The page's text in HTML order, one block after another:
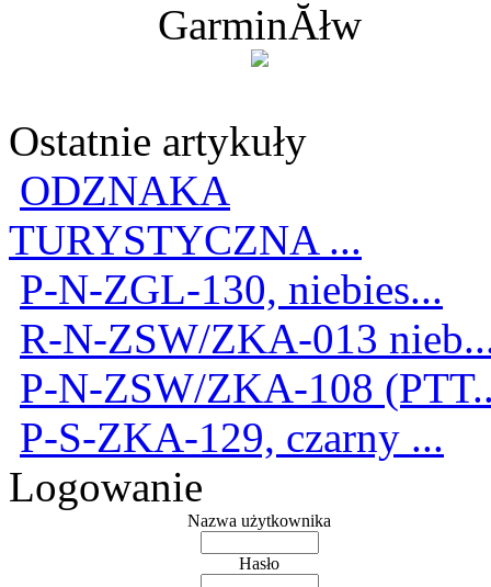
GarminĂłw
Ostatnie artykuły
ODZNAKA
TURYSTYCZNA ...
P-N-ZGL-130, niebies...
R-N-ZSW/ZKA-013
P-N-ZSW/ZKA-108
P-S-ZKA-129, czarny ...
Logowanie
Nazwa użytkownika
Hasło